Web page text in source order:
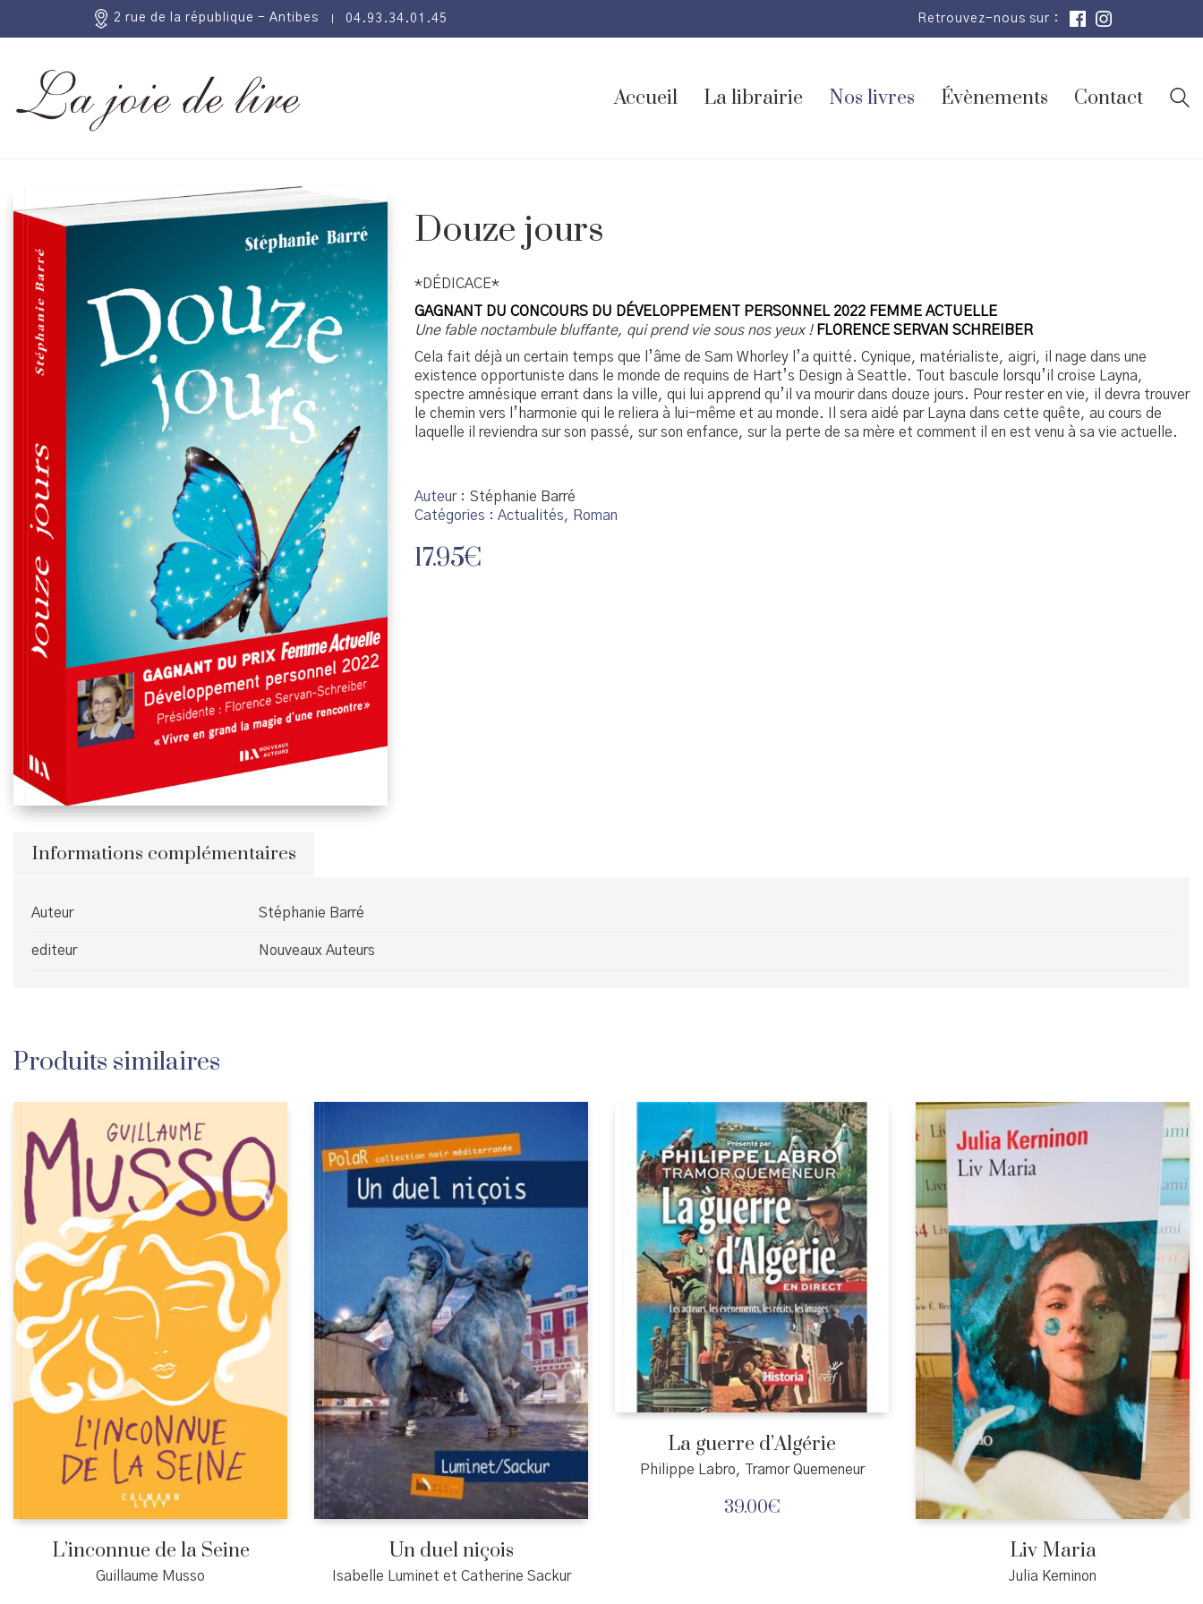
2 rue de la république - Antibes 04.93.34.01.45 Retrouvez-nous sur :
Accueil La librairie Nos livres Évènements Contact
Douze jours
*DÉDICACE*
GAGNANT DU CONCOURS DU DÉVELOPPEMENT PERSONNEL 2022 FEMME ACTUELLE
Une fable noctambule bluffante, qui prend vie sous nos yeux ! FLORENCE SERVAN SCHREIBER
Cela fait déjà un certain temps que l’âme de Sam Whorley l’a quitté. Cynique, matérialiste, aigri, il nage dans une
existence opportuniste dans le monde de requins de Hart’s Design à Seattle. Tout bascule lorsqu’il croise Layna,
spectre amnésique errant dans la ville, qui lui apprend qu’il va mourir dans douze jours. Pour rester en vie, il devra trouver
le chemin vers l’harmonie qui le reliera à lui-même et au monde. Il sera aidé par Layna dans cette quête, au cours de
laquelle il reviendra sur son passé, sur son enfance, sur la perte de sa mère et comment il en est venu à sa vie actuelle.
Auteur
Stéphanie Barré
Catégories : Actualités, Roman
17.95€
Informations complémentaires
Auteur Stéphanie Barré
editeur Nouveaux Auteurs
Produits similaires
L’inconnue de la Seine
Guillaume Musso
Un duel niçois
Isabelle Luminet et Catherine Sackur
La guerre d’Algérie
Philippe Labro, Tramor Quemeneur
39.00€
Liv Maria
Julia Kerninon